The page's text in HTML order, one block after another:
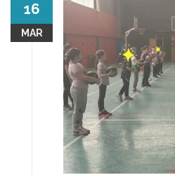
16
MAR